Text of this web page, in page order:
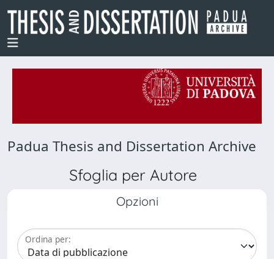
Padua Thesis and Dissertation Archive
Sfoglia per Autore
Opzioni
Ordina per: